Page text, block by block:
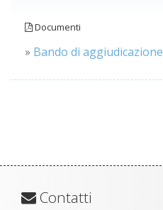
Documenti
» Bando di aggiudicazione
Contatti